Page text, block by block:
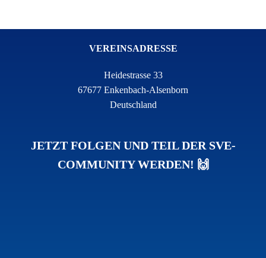
VEREINSADRESSE
Heidestrasse 33
67677 Enkenbach-Alsenborn
Deutschland
JETZT FOLGEN UND TEIL DER SVE-
COMMUNITY WERDEN! 🙌